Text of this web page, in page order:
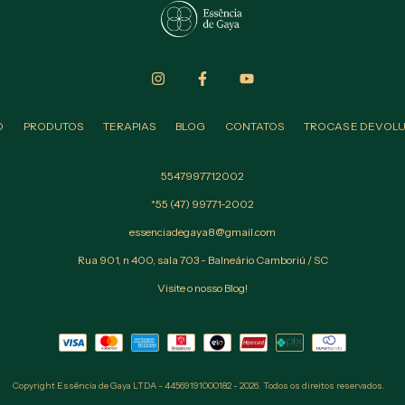
PRODUTOS TERAPIAS BLOG CONTATOS TROCAS E
5547997712002
*55 (47) 99771-2002
essenciadegaya8@gmail.com
Rua 901, n 400, sala 703 - Balneário Camboriú / SC
Visite o nosso Blog!
Copyright Essência de Gaya LTDA - 44569191000182 - 2026. Todos os direitos reservados.